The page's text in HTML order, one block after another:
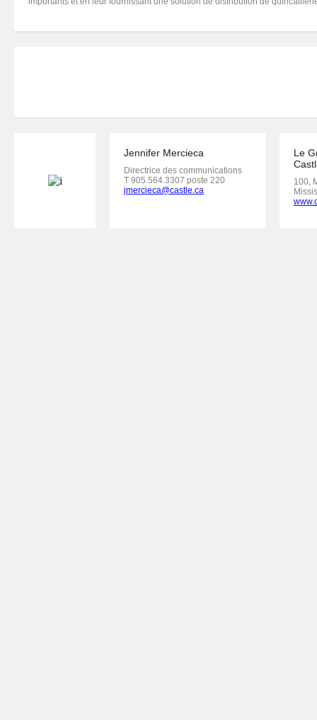
Jennifer Mercieca
Directrice des communications
T 905.564.3307 poste 220
jmercieca@castle.ca
Le
100,